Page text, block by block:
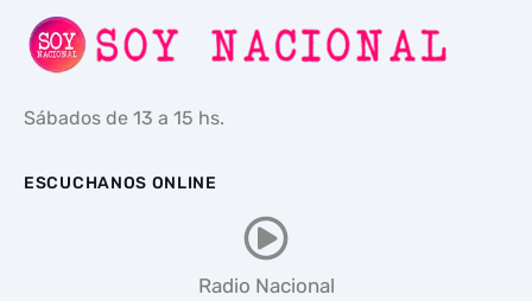
Sábados de 13 a 15 hs.
ESCUCHANOS ONLINE
Radio Nacional